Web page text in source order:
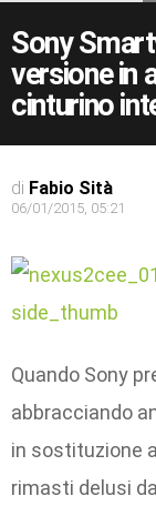
Sony
versione in
cinturino
di Fabio Sità
06/01/2015, 05:21
Quando Sony
abbracciando
in sostituzione
rimasti delusi